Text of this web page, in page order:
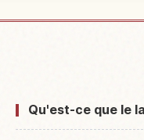
Qu'est-ce que le